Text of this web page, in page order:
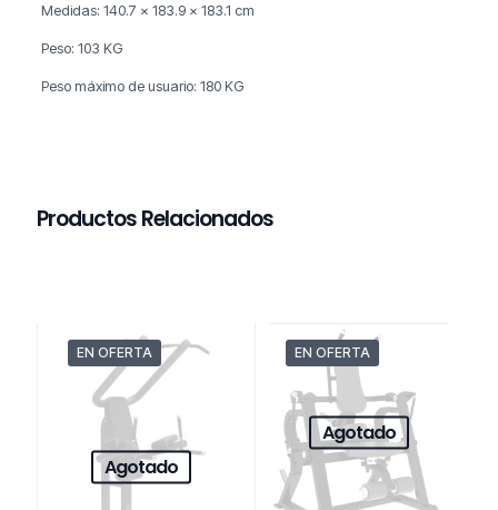
Medidas: 140.7 x 183.9 x 183.1 cm
Peso: 103 KG
Peso máximo de usuario: 180 KG
Productos Relacionados
EN OFERTA
Agotado
EN OFERTA
Agotado